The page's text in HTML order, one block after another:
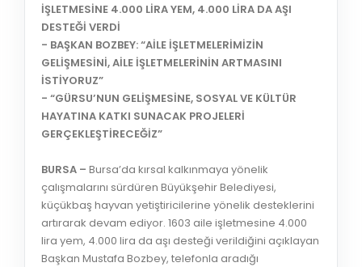
İŞLETMESİNE 4.000 LİRA YEM, 4.000 LİRA DA AŞI
DESTEĞİ VERDİ
- BAŞKAN BOZBEY: “AİLE İŞLETMELERİMİZİN
GELİŞMESİNİ, AİLE İŞLETMELERİNİN ARTMASINI
İSTİYORUZ”
- “GÜRSU’NUN GELİŞMESİNE, SOSYAL VE KÜLTÜR
HAYATINA KATKI SUNACAK PROJELERİ
GERÇEKLEŞTİRECEĞİZ”
BURSA – Bursa’da kırsal kalkınmaya yönelik
çalışmalarını sürdüren Büyükşehir Belediyesi,
küçükbaş hayvan yetiştiricilerine yönelik desteklerini
artırarak devam ediyor. 1603 aile işletmesine 4.000
lira yem, 4.000 lira da aşı desteği verildiğini açıklayan
Başkan Mustafa Bozbey, telefonla aradığı